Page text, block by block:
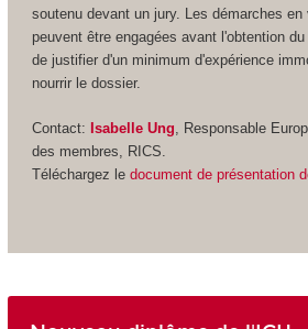
soutenu devant un jury. Les démarches en
peuvent être engagées avant l'obtention
de justifier d'un minimum d'expérience
nourrir le dossier.
Contact: Isabelle Ung , Responsable
des membres, RICS.
Téléchargez le document de présentation